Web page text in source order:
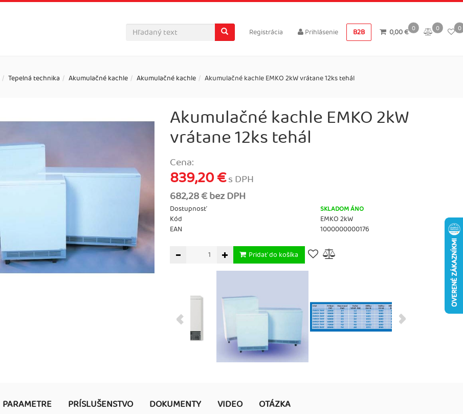
0
0,00 € 0 0
B2B
Registrácia Prihlásenie
Tepelná technika Akumulačné kachle Akumulačné kachle Akumulačné kachle EMKO 2kW vrátane 12ks tehál
Akumulačné kachle EMKO 2kW
vrátane 12ks tehál
Cena:
839,20 €s DPH
682,28 € bez DPH
Dostupnosť SKLADOM ÁNO
Kód
EMKO 2kW
EAN
1000000000176
Pridať do košíka
PARAMETRE PRÍSLUŠENSTVO DOKUMENTY VIDEO OTÁZKA